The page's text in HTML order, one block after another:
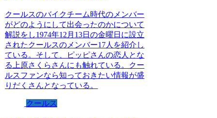
クールスのバイクチーム時代のメンバー
がどのようにして出会ったのかについて
解説をし1974年12月13日の金曜日に設立
されたクールスのメンバー17人を紹介し
ている。そして、ピッピさんの恋人とな
る上原さくらさんにも触れている。クー
ルスファンなら知っておきたい情報が盛
りだくさんとなっている。
クールス